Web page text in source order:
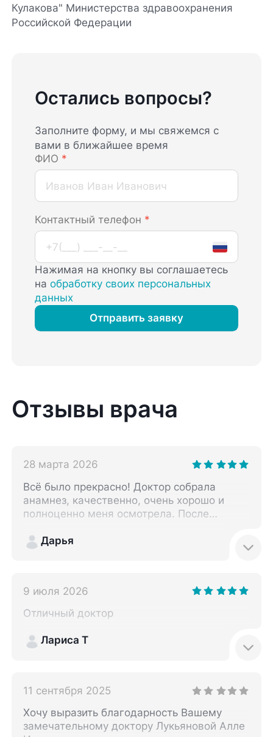
Кулакова" Министерства здравоохранения
Российской Федерации
Остались вопросы?
Заполните форму, и мы свяжемся с
вами в ближайшее время
ФИО *
Контактный телефон *
Нажимая на кнопку вы соглашаетесь
наобработку своих персональных
данных
Отправить заявку
Отзывы врача
28 марта 2026
Всё было прекрасно! Доктор собрала
анамнез, качественно, очень хорошо и
полноценно меня осмотрела. После
постоянно пользуюсь услугами клиники,
Дарья
9 июля 2026
Отличный доктор
Лариса Т
11 сентября 2025
Хочу выразить благодарность Вашему
замечательному доктору Лукьяновой Алле